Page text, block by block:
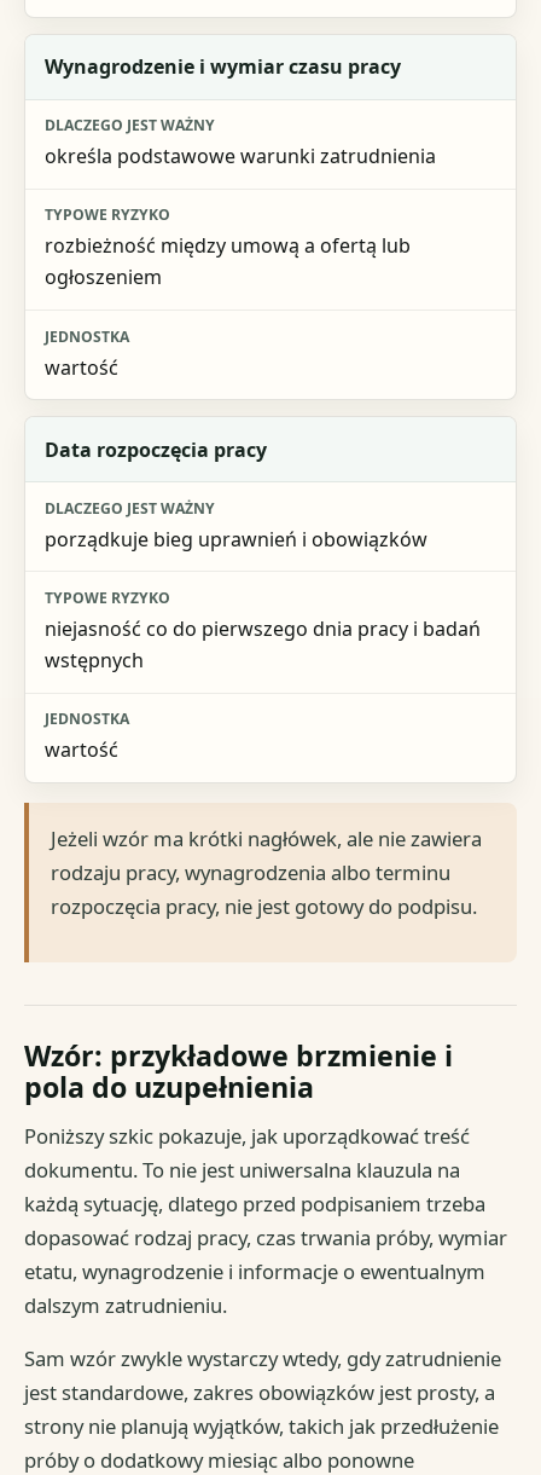
Wynagrodzenie i wymiar czasu pracy
określa podstawowe warunki zatrudnienia
rozbieżność między umową a ofertą lub
ogłoszeniem
wartość
Data rozpoczęcia pracy
porządkuje bieg uprawnień i obowiązków
niejasność co do pierwszego dnia pracy i badań
wstępnych
wartość
Jeżeli wzór ma krótki nagłówek, ale nie zawiera
rodzaju pracy, wynagrodzenia albo terminu
rozpoczęcia pracy, nie jest gotowy do podpisu.
Wzór: przykładowe brzmienie i
pola do uzupełnienia
Poniższy szkic pokazuje, jak uporządkować treść
dokumentu. To nie jest uniwersalna klauzula na
każdą sytuację, dlatego przed podpisaniem trzeba
dopasować rodzaj pracy, czas trwania próby, wymiar
etatu, wynagrodzenie i informacje o ewentualnym
dalszym zatrudnieniu.
Sam wzór zwykle wystarczy wtedy, gdy zatrudnienie
jest standardowe, zakres obowiązków jest prosty, a
strony nie planują wyjątków, takich jak przedłużenie
próby o dodatkowy miesiąc albo ponowne